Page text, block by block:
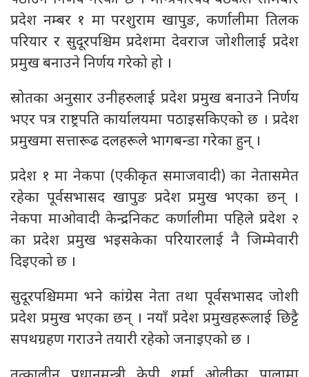
प्रदेश नम्बर १ मा परशुराम खापुङ, कर्णालीमा तिलक
परियार र सुदूरपश्चिम प्रदेशमा देवराज जोशीलाई प्रदेश
प्रमुख बनाउने निर्णय गरेको हो ।
स्रोतका अनुसार उनीहरुलाई प्रदेश प्रमुख बनाउने निर्णय
भएर पत्र राष्ट्रपति कार्यालयमा पठाइसकिएको छ । प्रदेश
प्रमुखमा सत्तारूढ दलहरूले भागबन्डा गरेका हुन् ।
प्रदेश १ मा नेकपा (एकीकृत समाजवादी) का नेतासमेत
रहेका पूर्वसभासद खापुङ प्रदेश प्रमुख भएका छन् ।
नेकपा माओवादी केन्द्रनिकट कर्णालीमा पहिले प्रदेश २
का प्रदेश प्रमुख भइसकेका परियारलाई नै जिम्मेवारी
दिइएको छ ।
सुदूरपश्चिममा भने कांग्रेस नेता तथा पूर्वसभासद जोशी
प्रदेश प्रमुख भएका छन् । नयाँ प्रदेश प्रमुखहरूलाई छिट्टै
सपथग्रहण गराउने तयारी रहेको जनाइएको छ ।